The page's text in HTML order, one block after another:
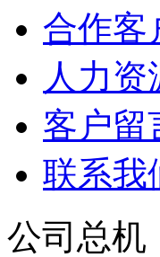
合作客
人力资
客户留
联系我
公司总